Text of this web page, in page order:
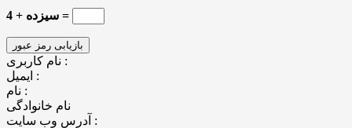
4 + سیزده =
نام کاربری :
ایمیل :
نام :
نام خانوادگی
آدرس وب سایت :